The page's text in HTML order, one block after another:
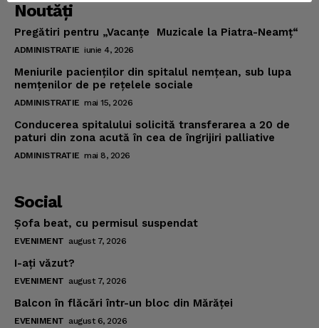
About
Contact us
Subscription Plans
My account
Noutăţi
Pregătiri pentru „Vacanţe Muzicale la Piatra-Neamţ“
ADMINISTRATIE iunie 4, 2026
Meniurile pacienţilor din spitalul nemţean, sub lupa
nemţenilor de pe reţelele sociale
ADMINISTRATIE mai 15, 2026
Conducerea spitalului solicită transferarea a 20 de
paturi din zona acută în cea de îngrijiri palliative
ADMINISTRATIE mai 8, 2026
Social
Şofa beat, cu permisul suspendat
EVENIMENT august 7, 2026
I-aţi văzut?
EVENIMENT august 7, 2026
Balcon în flăcări într-un bloc din Mărăţei
EVENIMENT august 6, 2026